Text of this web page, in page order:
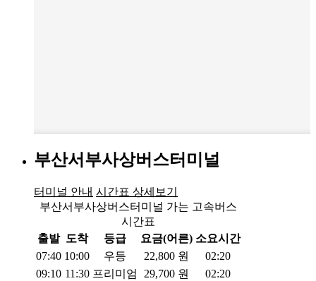
부산서부사상버스터미널
터미널 안내 시간표 상세보기
부산서부사상버스터미널 가는 고속버스
시간표
출발 도착 등급 요금(어른) 소요시간
07:40 10:00 우등 22,800 원
02:20
09:10 11:30 프리미엄 29,700 원
02:20